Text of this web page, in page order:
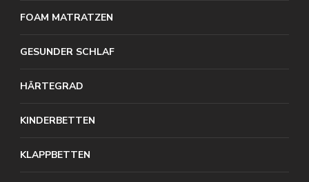
FOAM MATRATZEN
GESUNDER SCHLAF
HÄRTEGRAD
KINDERBETTEN
KLAPPBETTEN